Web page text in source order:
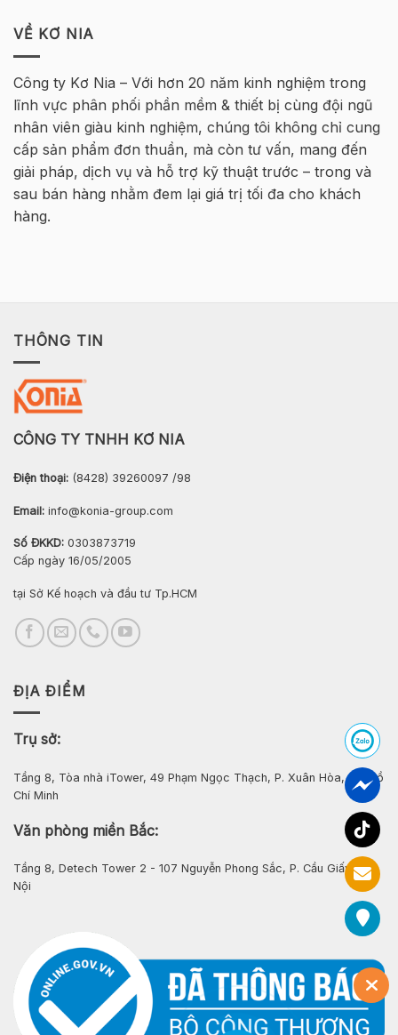
Bê
Cốt
thép
2026
–
Hà
Nội
MT
HØJGAARD
VIETNAM
VỀ KƠ NIA
Công ty Kơ Nia – Với hơn 20 năm kinh nghiệm trong
lĩnh vực phân phối phần mềm & thiết bị cùng đội ngũ
nhân viên giàu kinh nghiệm, chúng tôi không chỉ cung
cấp sản phẩm đơn thuần, mà còn tư vấn, mang đến
giải pháp, dịch vụ và hỗ trợ kỹ thuật trước – trong và
sau bán hàng nhằm đem lại giá trị tối đa cho khách
hàng.
THÔNG TIN
CÔNG TY TNHH KƠ NIA
Điện thoại: (8428) 39260097 /98
Email: info@konia-group.com
Số ĐKKD: 0303873719
Cấp ngày 16/05/2005
tại Sở Kế hoạch và đầu tư Tp.HCM
ĐỊA ĐIỂM
Trụ sở:
Tầng 8, Tòa nhà iTower, 49 Phạm Ngọc Thạch, P. Xuân Hòa, Tp. Hồ
Chí Minh
Văn phòng miền Bắc:
Tầng 8, Detech Tower 2 - 107 Nguyễn Phong Sắc, P. Cầu Giấy, Hà
Nội